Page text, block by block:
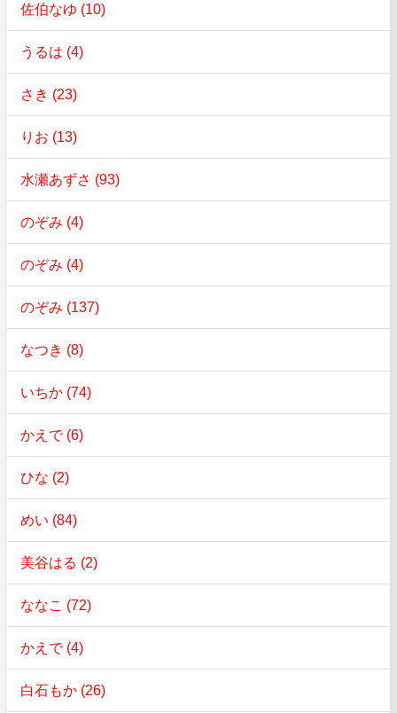
佐伯なゆ (10)
うるは (4)
さき (23)
りお (13)
水瀬あずさ (93)
のぞみ (4)
のぞみ (4)
のぞみ (137)
なつき (8)
いちか (74)
かえで (6)
ひな (2)
めい (84)
美谷はる (2)
ななこ (72)
かえで (4)
白石もか (26)